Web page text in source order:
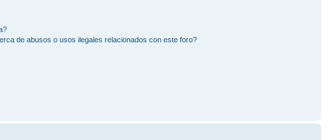
de abusos o usos ilegales relacionados con este foro?